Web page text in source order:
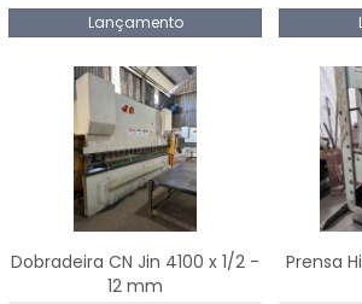
Lançamento
Dobradeira CN Jin 4100 x 1/2 -
12 mm
Prensa